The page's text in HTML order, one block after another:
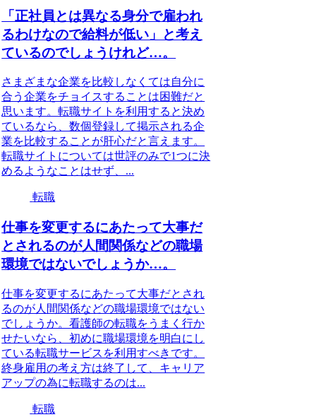
「正社員とは異なる身分で雇われ
るわけなので給料が低い」と考え
ているのでしょうけれど…。
さまざまな企業を比較しなくては自分に
合う企業をチョイスすることは困難だと
思います。転職サイトを利用すると決め
ているなら、数個登録して掲示される企
業を比較することが肝心だと言えます。
転職サイトについては世評のみで1つに決
めるようなことはせず、...
転職
仕事を変更するにあたって大事だ
とされるのが人間関係などの職場
環境ではないでしょうか…。
仕事を変更するにあたって大事だとされ
るのが人間関係などの職場環境ではない
でしょうか。看護師の転職をうまく行か
せたいなら、初めに職場環境を明白にし
ている転職サービスを利用すべきです。
終身雇用の考え方は終了して、キャリア
アップの為に転職するのは...
転職